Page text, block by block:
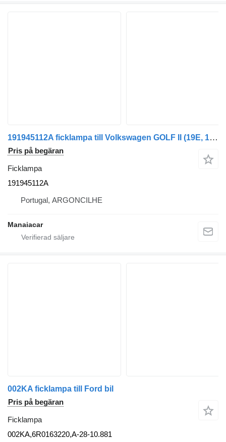
191945112A ficklampa till Volkswagen GOLF II (19E, 1G1) | 83 - 92 bil
Pris på begäran
Ficklampa
191945112A
Portugal, ARGONCILHE
Manaiacar
002KA ficklampa till Ford bil
Pris på begäran
Ficklampa
002KA,6R0163220,A-28-10.881